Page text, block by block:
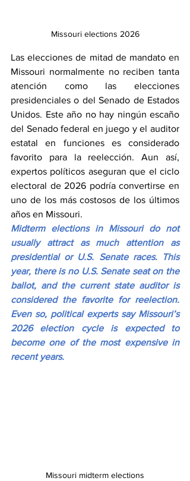
Missouri elections 2026
Las elecciones de mitad de mandato en
Missouri normalmente no reciben tanta
atención como las elecciones
presidenciales o del Senado de Estados
Unidos. Este año no hay ningún escaño
del Senado federal en juego y el auditor
estatal en funciones es considerado
favorito para la reelección. Aun así,
expertos políticos aseguran que el ciclo
electoral de 2026 podría convertirse en
uno de los más costosos de los últimos
años en Missouri.
Midterm elections in Missouri do not
usually attract as much attention as
presidential or U.S. Senate races. This
year, there is no U.S. Senate seat on the
ballot, and the current state auditor is
considered the favorite for reelection.
Even so, political experts say Missouri’s
2026 election cycle is expected to
become one of the most expensive in
recent years.
Missouri midterm elections